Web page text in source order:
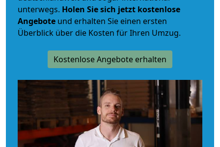
unterwegs. Holen Sie sich jetzt kostenlose
Angebote und erhalten Sie einen ersten
Überblick über die Kosten für Ihren Umzug.
Kostenlose Angebote erhalten